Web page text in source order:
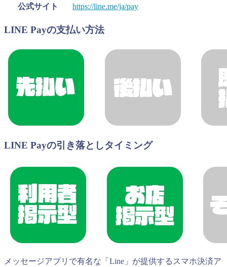
公式サイト
https://line.me/ja/pay
LINE Payの支払い方法
LINE Payの引き落としタイミング
メッセージアプリで有名な「Line」が提供するスマホ決済ア